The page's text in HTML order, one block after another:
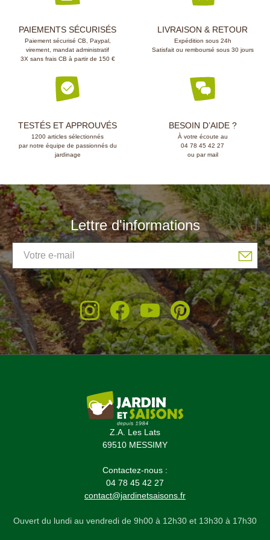
PAIEMENTS SÉCURISÉS
Paiement sécurisé CB, Paypal,
virement, mandat administratif
3X sans frais CB à partir de 150 €
LIVRAISON & RETOUR
Expédition sous 24h
Satisfait ou remboursé sous 30 jours
TESTÉS ET APPROUVÉS
1200 articles sélectionnés
par notre équipe de passionnés du
jardinage
BESOIN D’AIDE ?
À votre écoute au
04 78 45 42 27
ou par mail
Lettre d'informations
Z.A. Les Lats
69510 MESSIMY
Contactez-nous :
04 78 45 42 27
contact@jardinetsaisons.fr
Ouvert du lundi au vendredi de 9h00 à 12h30 et 13h30 à 17h30